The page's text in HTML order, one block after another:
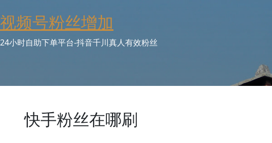
to
content
视频号粉丝增加
24小时自助下单平台-抖音千川真人有效粉丝
快手粉丝在哪刷